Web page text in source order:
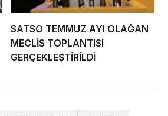
SATSO TEMMUZ AYI OLAĞAN
MECLİS TOPLANTISI
GERÇEKLEŞTİRİLDİ